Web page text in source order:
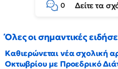
0 Δείτε τα
Όλες οι σημαντικές
Καθιερώνεται νέα σχολική
Οκτωβρίου με Προεδρικό